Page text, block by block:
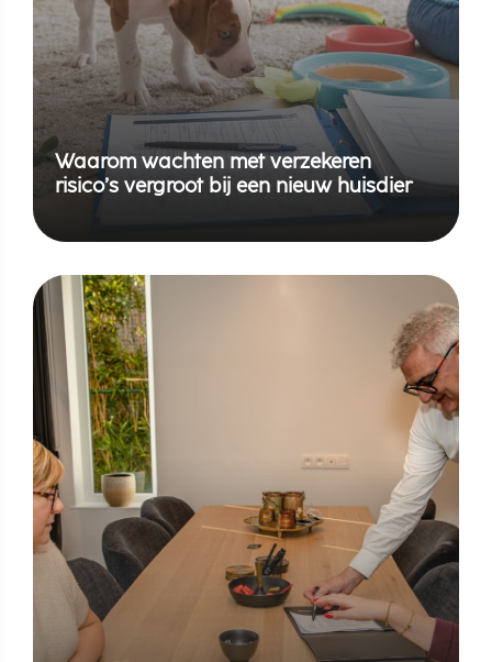
Waarom wachten met verzekeren
risico’s vergroot bij een nieuw huisdier